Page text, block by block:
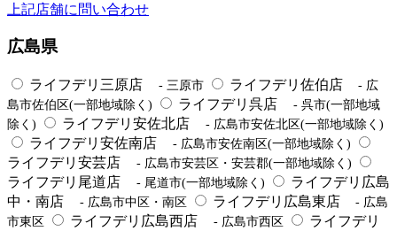
上記店舗に問い合わせ
広島県
ライフデリ三原店 - 三原市 ライフデリ佐伯店
- 広
島市佐伯区(一部地域除く)
ライフデリ呉店
- 呉市(一部地域
除く)
ライフデリ安佐北店 - 広島市安佐北区(一部地域除く)
ライフデリ安佐南店 - 広島市安佐南区(一部地域除く)
ライフデリ安芸店 - 広島市安芸区・安芸郡(一部地域除く)
ライフデリ尾道店 - 尾道市(一部地域除く)
ライフデリ広島
中・南店
- 広島市中区・南区 ライフデリ広島東店
- 広島
市東区
ライフデリ広島西店 - 広島市西区
ライフデリ